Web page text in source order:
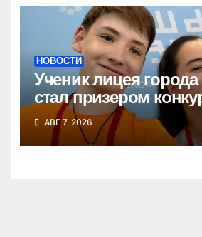
НОВОСТИ
Ученик лицея города
стал призером
«Большая перемена»
АВГ 7, 2026